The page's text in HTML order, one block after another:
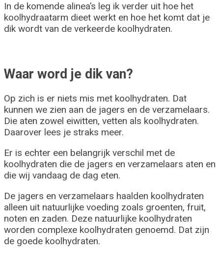
In de komende alinea’s leg ik verder uit hoe het
koolhydraatarm dieet werkt en hoe het komt dat je
dik wordt van de verkeerde koolhydraten.
Waar word je dik van?
Op zich is er niets mis met koolhydraten. Dat
kunnen we zien aan de jagers en de verzamelaars.
Die aten zowel eiwitten, vetten als koolhydraten.
Daarover lees je straks meer.
Er is echter een belangrijk verschil met de
koolhydraten die de jagers en verzamelaars aten en
die wij vandaag de dag eten.
De jagers en verzamelaars haalden koolhydraten
alleen uit natuurlijke voeding zoals groenten, fruit,
noten en zaden. Deze natuurlijke koolhydraten
worden complexe koolhydraten genoemd. Dat zijn
de goede koolhydraten.